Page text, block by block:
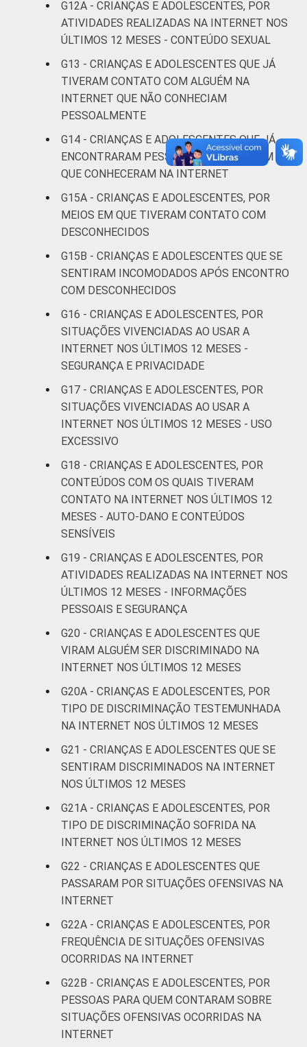
Mais de 3
SM
Não tem
0
Não sabe
Não
respondeu
1
CLASSE
AB 3
DE 5
DOMICÍLIO
COM ACESSO
À INTERNET
Sim
Não
Fonte: CGI.br/NIC.br, Centro Regional de
Sociedade da Informação (Cetic.br),
Pesquisa sobre o uso da Internet por
crianças e adolescentes no Brasil - TIC Kids
Online Brasil 2019. ¹Dados coletados por
meio de questionários de
autopreenchimento.
G12A - CRIANÇAS E ADOLESCENTES, POR
ATIVIDADES REALIZADAS NA INTERNET NOS
ÚLTIMOS 12 MESES - CONTEÚDO SEXUAL
G13 - CRIANÇAS E ADOLESCENTES QUE JÁ
TIVERAM CONTATO COM ALGUÉM NA
INTERNET QUE NÃO CONHECIAM
PESSOALMENTE
G14 - CRIANÇAS E ADOLESCENTES QUE JÁ
ENCONTRARAM PESSOALMENTE ALGUÉM
QUE CONHECERAM NA INTERNET
G15A - CRIANÇAS E ADOLESCENTES, POR
MEIOS EM QUE TIVERAM CONTATO COM
DESCONHECIDOS
G15B - CRIANÇAS E ADOLESCENTES QUE SE
SENTIRAM INCOMODADOS APÓS ENCONTRO
COM DESCONHECIDOS
G16 - CRIANÇAS E ADOLESCENTES, POR
SITUAÇÕES VIVENCIADAS AO USAR A
INTERNET NOS ÚLTIMOS 12 MESES -
SEGURANÇA E PRIVACIDADE
G17 - CRIANÇAS E ADOLESCENTES, POR
SITUAÇÕES VIVENCIADAS AO USAR A
INTERNET NOS ÚLTIMOS 12 MESES - USO
EXCESSIVO
G18 - CRIANÇAS E ADOLESCENTES, POR
CONTEÚDOS COM OS QUAIS TIVERAM
CONTATO NA INTERNET NOS ÚLTIMOS 12
MESES - AUTO-DANO E CONTEÚDOS
SENSÍVEIS
G19 - CRIANÇAS E ADOLESCENTES, POR
ATIVIDADES REALIZADAS NA INTERNET NOS
ÚLTIMOS 12 MESES - INFORMAÇÕES
PESSOAIS E SEGURANÇA
G20 - CRIANÇAS E ADOLESCENTES QUE
VIRAM ALGUÉM SER DISCRIMINADO NA
INTERNET NOS ÚLTIMOS 12 MESES
G20A - CRIANÇAS E ADOLESCENTES, POR
TIPO DE DISCRIMINAÇÃO TESTEMUNHADA
NA INTERNET NOS ÚLTIMOS 12 MESES
G21 - CRIANÇAS E ADOLESCENTES QUE SE
SENTIRAM DISCRIMINADOS NA INTERNET
NOS ÚLTIMOS 12 MESES
G21A - CRIANÇAS E ADOLESCENTES, POR
TIPO DE DISCRIMINAÇÃO SOFRIDA NA
INTERNET NOS ÚLTIMOS 12 MESES
G22 - CRIANÇAS E ADOLESCENTES QUE
PASSARAM POR SITUAÇÕES OFENSIVAS NA
INTERNET
G22A - CRIANÇAS E ADOLESCENTES, POR
FREQUÊNCIA DE SITUAÇÕES OFENSIVAS
OCORRIDAS NA INTERNET
G22B - CRIANÇAS E ADOLESCENTES, POR
PESSOAS PARA QUEM CONTARAM SOBRE
SITUAÇÕES OFENSIVAS OCORRIDAS NA
INTERNET